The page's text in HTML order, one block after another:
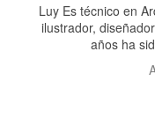
Luy Es técnico en
ilustrador,
años ha